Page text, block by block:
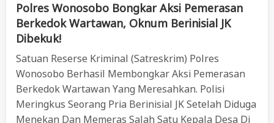
Polres Wonosobo Bongkar Aksi Pemerasan
Berkedok Wartawan, Oknum Berinisial JK
Dibekuk!
Satuan Reserse Kriminal (Satreskrim) Polres
Wonosobo Berhasil Membongkar Aksi Pemerasan
Berkedok Wartawan Yang Meresahkan. Polisi
Meringkus Seorang Pria Berinisial JK Setelah Diduga
Menekan Dan Memeras Salah Satu Kepala Desa Di